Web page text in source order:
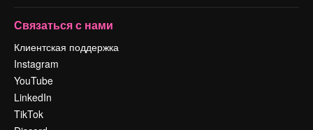
Связаться с нами
Клиентская поддержка
Instagram
YouTube
LinkedIn
TikTok